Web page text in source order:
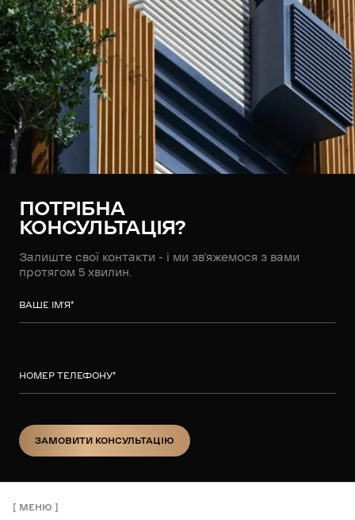
ПОТРІБНА
КОНСУЛЬТАЦІЯ?
Залиште свої контакти - і ми зв’яжемося з вами
протягом 5 хвилин.
ВАШЕ ІМ’Я*
НОМЕР ТЕЛЕФОНУ*
ЗАМОВИТИ КОНСУЛЬТАЦІЮ
МЕНЮ